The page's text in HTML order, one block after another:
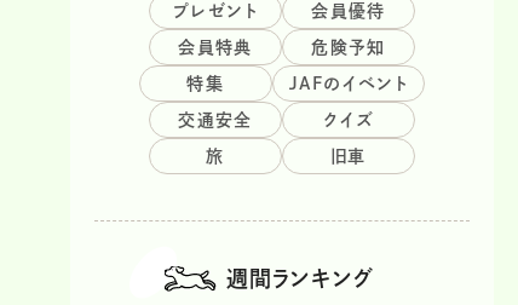
プレゼント 会員優待
会員特典 危険予知
特集 JAFのイベント
交通安全 クイズ
旅 旧車
週間ランキング